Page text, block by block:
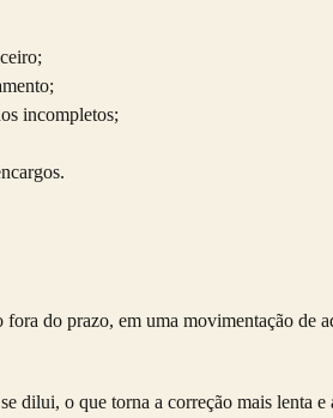
incompletos;
do prazo, em uma movimentação de
dilui, o que torna a correção mais lenta